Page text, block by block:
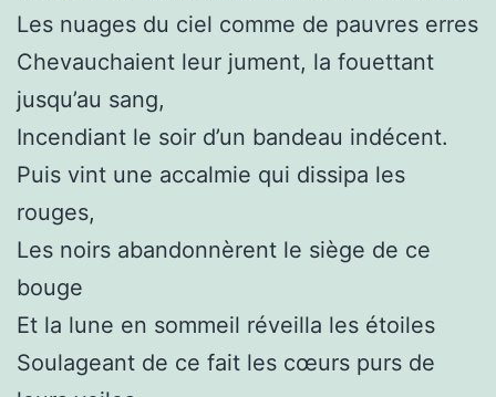
Les nuages du ciel comme de pauvres erres
Chevauchaient leur jument, la fouettant
jusqu’au sang,
Incendiant le soir d’un bandeau indécent.
Puis vint une accalmie qui dissipa les
rouges,
Les noirs abandonnèrent le siège de ce
bouge
Et la lune en sommeil réveilla les étoiles
Soulageant de ce fait les cœurs purs de